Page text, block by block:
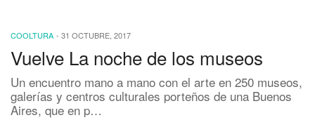
COOLTURA - 31 OCTUBRE, 2017
Vuelve La noche de los museos
Un encuentro mano a mano con el arte en 250 museos,
galerías y centros culturales porteños de una Buenos
Aires, que en p…